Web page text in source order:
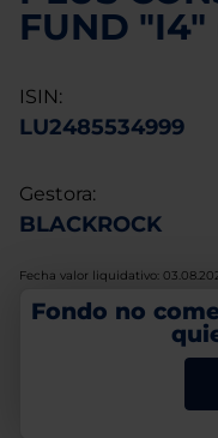
FUND "I4"
ISIN:
LU2485534999
Gestora:
BLACKROCK
Fecha valor liquidativo:
Fondo no